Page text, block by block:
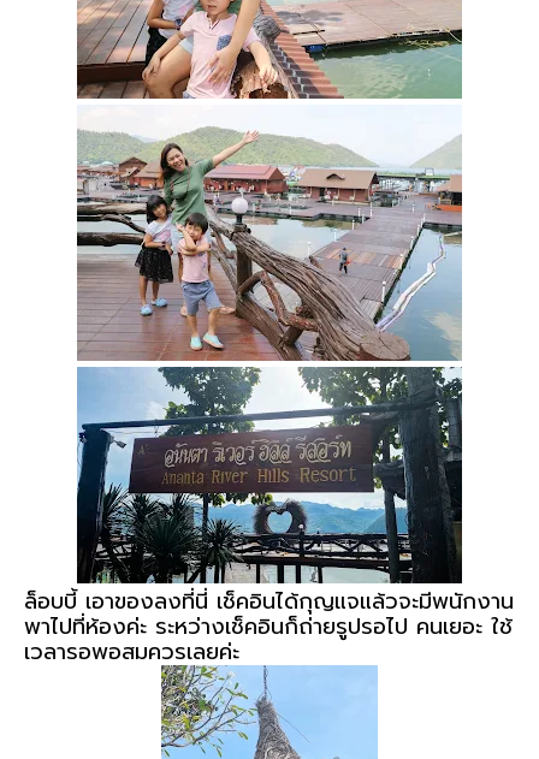
ล็อบบี้ เอาของลงที่นี่ เช็คอินได้กุญแจแล้วจะมีพนักงาน
พาไปที่ห้องค่ะ ระหว่างเช็คอินก็ถ่ายรูปรอไป คนเยอะ ใช้
เวลารอพอสมควรเลยค่ะ